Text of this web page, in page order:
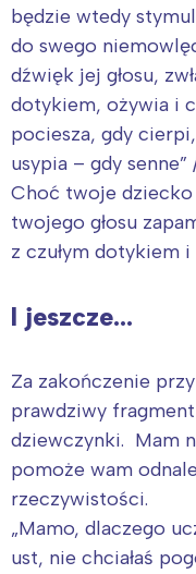
będzie wtedy
do swego
dźwięk jej głosu,
dotykiem, ożywia i
pociesza, gdy
usypia – gdy
Choć twoje dziecko
twojego głosu
z czułym dotykiem
I jeszcze…
Za zakończenie
prawdziwy
dziewczynki. Mam
pomoże wam
rzeczywistości.
„Mamo, dlaczego
ust, nie chciałaś
Interesują
Warszawa
Łódź
Trójmiasto
Wrocław